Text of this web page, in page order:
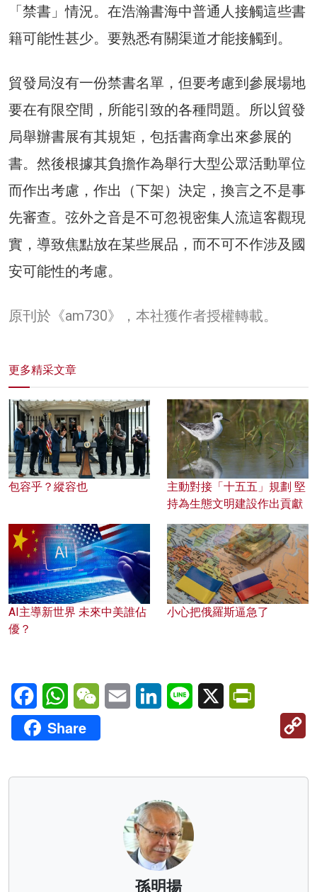
「禁書」情況。在浩瀚書海中普通人接觸這些書
籍可能性甚少。要熟悉有關渠道才能接觸到。
貿發局沒有一份禁書名單，但要考慮到參展場地
要在有限空間，所能引致的各種問題。所以貿發
局舉辦書展有其規矩，包括書商拿出來參展的
書。然後根據其負擔作為舉行大型公眾活動單位
而作出考慮，作出（下架）決定，換言之不是事
先審查。弦外之音是不可忽視密集人流這客觀現
實，導致焦點放在某些展品，而不可不作涉及國
安可能性的考慮。
原刊於《am730》，本社獲作者授權轉載。
更多精采文章
包容乎？縱容也
主動對接「十五五」規劃 堅
持為生態文明建設作出貢獻
AI主導新世界 未來中美誰佔
優？
小心把俄羅斯逼急了
FacebookWhatsAppWeChatEmail LinkedInLine X
Share
孫明揚